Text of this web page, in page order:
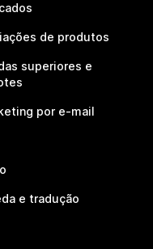
de produtos
superiores e
por e-mail
e tradução